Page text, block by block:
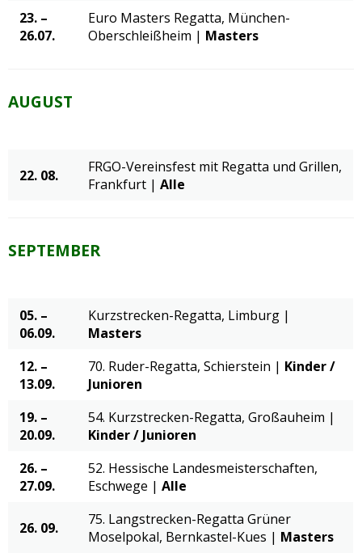
23. –
26.07.
Euro Masters Regatta, München-
Oberschleißheim | Masters
AUGUST
22. 08.
FRGO-Vereinsfest mit Regatta und Grillen,
Frankfurt | Alle
SEPTEMBER
05. –
06.09.
Kurzstrecken-Regatta, Limburg |
Masters
12. –
13.09.
70. Ruder-Regatta, Schierstein | Kinder /
Junioren
19. –
20.09.
54. Kurzstrecken-Regatta, Großauheim |
Kinder / Junioren
26. –
27.09.
52. Hessische Landesmeisterschaften,
Eschwege | Alle
26. 09.
75. Langstrecken-Regatta Grüner
Moselpokal, Bernkastel-Kues | Masters